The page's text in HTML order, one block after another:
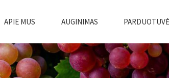
APIE MUS AUGINIMAS PARDUOTUVĖ